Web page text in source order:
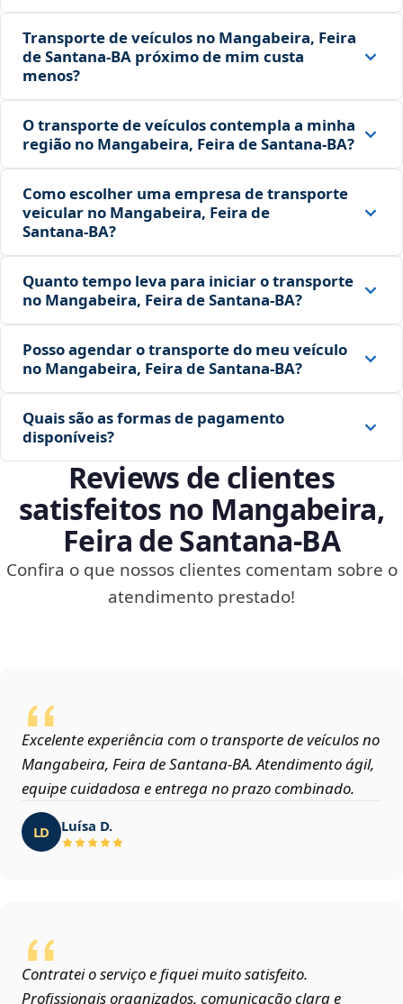
Transporte de veículos no Mangabeira, Feira
de Santana‑BA próximo de mim custa
menos?
O transporte de veículos contempla a minha
região no Mangabeira, Feira de Santana‑BA?
Como escolher uma empresa de transporte
veicular no Mangabeira, Feira de
Santana‑BA?
Quanto tempo leva para iniciar o transporte
no Mangabeira, Feira de Santana‑BA?
Posso agendar o transporte do meu veículo
no Mangabeira, Feira de Santana‑BA?
Quais são as formas de pagamento
disponíveis?
Reviews de clientes
satisfeitos no Mangabeira,
Feira de Santana‑BA
Confira o que nossos clientes comentam sobre o
atendimento prestado!
Excelente experiência com o transporte de veículos no
Mangabeira, Feira de Santana‑BA. Atendimento ágil,
equipe cuidadosa e entrega no prazo combinado.
LD Luísa D.
Contratei o serviço e fiquei muito satisfeito.
Profissionais organizados, comunicação clara e